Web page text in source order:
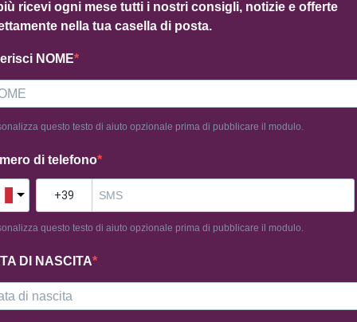
ricevi ogni mese tutti i nostri consigli, notizie e offerte
nella tua casella di posta.
NOME
questo testo di aiuto opzionale prima di pubblicare il modulo.
di telefono
questo testo di aiuto opzionale prima di pubblicare il modulo.
DI NASCITA